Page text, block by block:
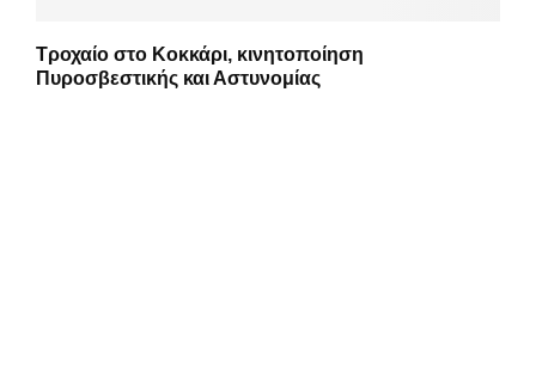
Τροχαίο στο Κοκκάρι, κινητοποίηση
Πυροσβεστικής και Αστυνομίας